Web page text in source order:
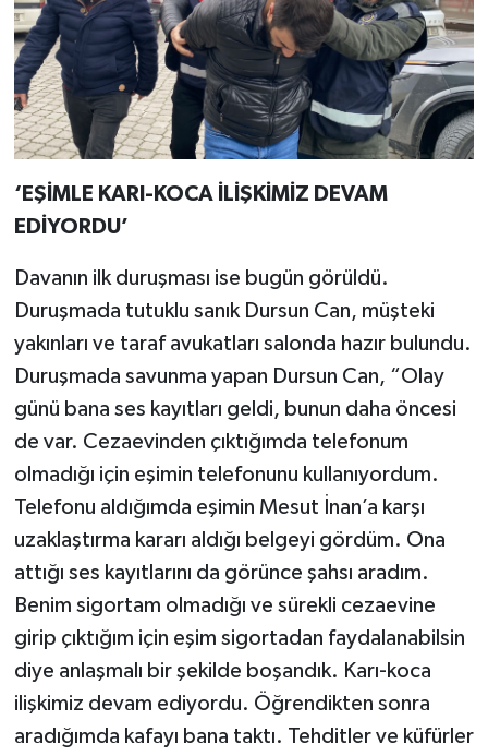
‘EŞİMLE KARI-KOCA İLİŞKİMİZ DEVAM
EDİYORDU’
Davanın ilk duruşması ise bugün görüldü.
Duruşmada tutuklu sanık Dursun Can, müşteki
yakınları ve taraf avukatları salonda hazır bulundu.
Duruşmada savunma yapan Dursun Can, “Olay
günü bana ses kayıtları geldi, bunun daha öncesi
de var. Cezaevinden çıktığımda telefonum
olmadığı için eşimin telefonunu kullanıyordum.
Telefonu aldığımda eşimin Mesut İnan’a karşı
uzaklaştırma kararı aldığı belgeyi gördüm. Ona
attığı ses kayıtlarını da görünce şahsı aradım.
Benim sigortam olmadığı ve sürekli cezaevine
girip çıktığım için eşim sigortadan faydalanabilsin
diye anlaşmalı bir şekilde boşandık. Karı-koca
ilişkimiz devam ediyordu. Öğrendikten sonra
aradığımda kafayı bana taktı. Tehditler ve küfürler